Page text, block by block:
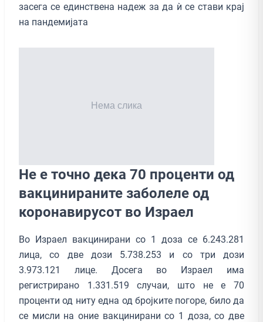
засега се единствена надеж за да ѝ се стави крај
на пандемијата
Не е точно дека 70 проценти од
вакцинираните заболеле од
коронавирусот во Израел
Во Израел вакцинирани со 1 доза се 6.243.281
лица, со две дози 5.738.253 и со три дози
3.973.121 лице. Досега во Израел има
регистрирано 1.331.519 случаи, што не е 70
проценти од ниту една од бројките погоре, било да
се мисли на оние вакцинирани со 1 доза, со две